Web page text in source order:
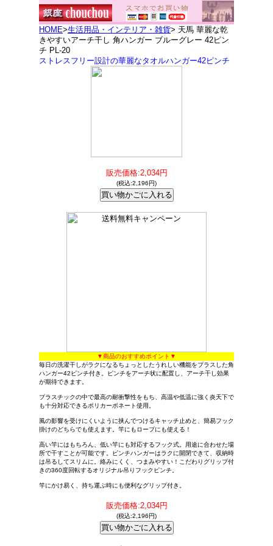
HOME>生活用品・インテリア・雑貨> 天馬 華麗な乾
きやすいアーチ干し 角ハンガー ブルーグレー 42ピン
チ PL-20
ストレスフリー設計の華麗なタオルハンガー42ピンチ
販売価格:2,034円
(税込:2,196円)
▼商品のおすすめポイント▼
毎日の洗濯干しがラクになるちょっとしたうれしい機能をプラスした角
ハンガー42ピンチ付き。ピンチをアーチ状に配置し、アーチ干し効果
が期待できます。
プラスチックの中で最高の耐衝撃性をもち、高温や低温に強く炎天下で
も十分対応できるポリカーボネート使用。
風の影響を受けにくいように挟んでつけるキャッチ止めと、簡易フック
掛けのどちらでも使えます。竿にもロープにも使える！
高い竿にはもちろん、低い竿にも対応するフック式。用途に合わせた場
所で干すことが可能です。ピンチハンガーはラクに開閉できて、収納時
は吊るしてスリムに。絡みにくく、つまみやすい！こだわりグリップ付
きの360度回転するオリジナル吊りフックピンチ。
竿にかけ易く、持ち運ぶ時にも便利なグリップ付き。
販売価格:2,034円
(税込:2,196円)